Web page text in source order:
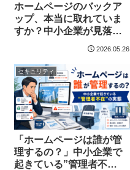
ホームページのバックア
ップ、本当に取れていま
すか？中小企業が見落と
しがちなデータ消失リス
2026.05.26
セキュリティ
「ホームページは誰が管
理するの？」中小企業で
起きている”管理者不